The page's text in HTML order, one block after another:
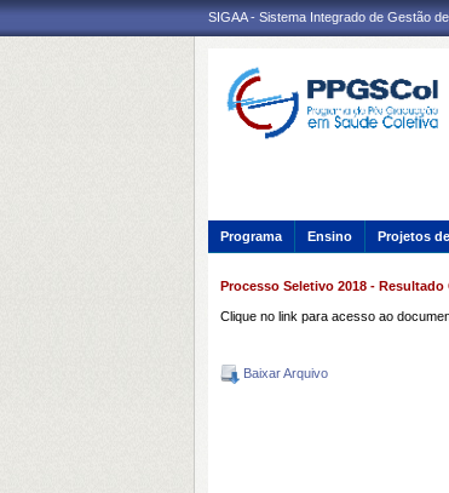
SIGAA - Sistema Integrado de Gestão
Programa Ensino Projetos
Processo Seletivo 2018 - Resultado
Clique no link para acesso ao
Baixar Arquivo